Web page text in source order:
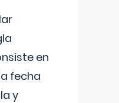
en
fecha
y